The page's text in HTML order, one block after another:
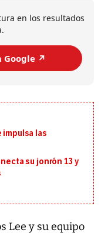
en los resultados
Google ↗️
impulsa las
su jonrón 13 y
Lee y su equipo